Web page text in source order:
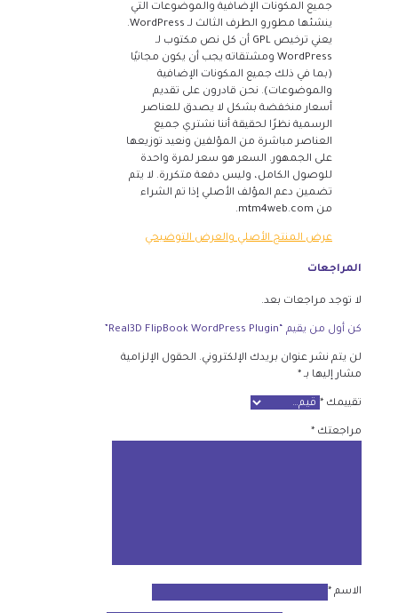
جميع المكونات الإضافية والموضوعات التي
ينشئها مطورو الطرف الثالث لـ WordPress.
يعني ترخيص GPL أن كل نص مكتوب لـ
WordPress ومشتقاته يجب أن يكون مجانيًا
(بما في ذلك جميع المكونات الإضافية
والموضوعات). نحن قادرون على تقديم
أسعار منخفضة بشكل لا يصدق للعناصر
الرسمية نظرًا لحقيقة أننا نشتري جميع
العناصر مباشرة من المؤلفين ونعيد توزيعها
على الجمهور. السعر هو سعر لمرة واحدة
للوصول الكامل، وليس دفعة متكررة. لا يتم
تضمين دعم المؤلف الأصلي إذا تم الشراء
من mtm4web.com.
عرض المنتج الأصلي والعرض التوضيحي
المراجعات
لا توجد مراجعات بعد.
كن أول من يقيم “Real3D FlipBook WordPress Plugin”
لن يتم نشر عنوان بريدك الإلكتروني.
الحقول الإلزامية
مشار إليها بـ *
تقييمك *
مراجعتك *
الاسم *